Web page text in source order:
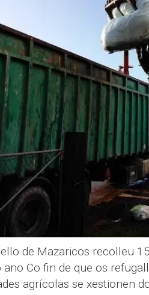
de Mazaricos recolleu
ano Co fin de que os
agrícolas se xestionen